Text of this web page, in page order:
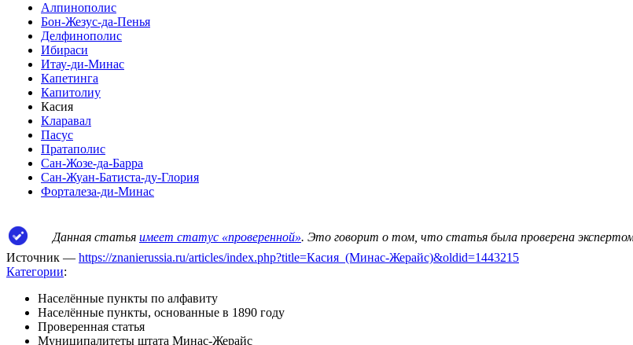
Алпинополис
Бон-Жезус-да-Пенья
Делфинополис
Ибираси
Итау-ди-Минас
Капетинга
Капитолиу
Касия
Кларавал
Пасус
Пратаполис
Сан-Жозе-да-Барра
Сан-Жуан-Батиста-ду-Глория
Форталеза-ди-Минас
Данная статья имеет статус «проверенной». Это говорит о том, что статья была проверена
Источник — https://znanierussia.ru/articles/index.php?title=Касия_(Минас-Жерайс)&oldid=1443215
Категории:
Населённые пункты по алфавиту
Населённые пункты, основанные в 1890 году
Проверенная статья
Муниципалитеты штата Минас-Жерайс